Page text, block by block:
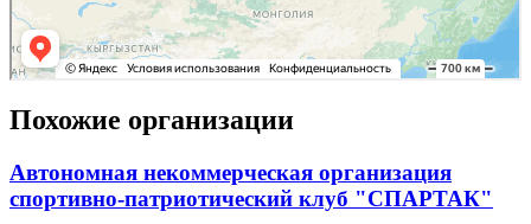
Похожие организации
Автономная некоммерческая организация
спортивно-патриотический клуб "СПАРТАК"